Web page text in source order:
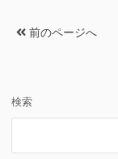
投
ペ
ー
前のページへ
検索